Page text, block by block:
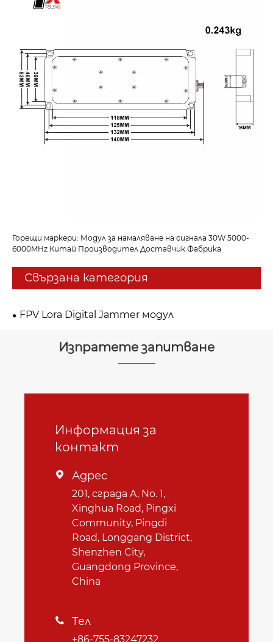
Горещи маркери: Модул за намаляване на сигнала 30W 5000-
6000MHz Китай Производител Доставчик Фабрика
Свързана категория
FPV Lora Digital Jammer модул
Изпратете запитване
Информация за
контакт
 Адрес
201, сграда A, No. 1,
Xinghua Road, Pingxi
Community, Pingdi
Road, Longgang District,
Shenzhen City,
Guangdong Province,
China
 Тел
+86-755-83247232